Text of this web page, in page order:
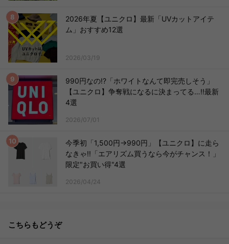
2026年夏【ユニクロ】最新「UVカットアイテ
ム」おすすめ12選
2026/03/19
990円なの!?「ホワイトなんて即完売しそう」
【ユニクロ】争奪戦になるに決まってる…!!最新
4選
2026/07/01
今季初「1,500円→990円」【ユニクロ】に走ら
なきゃ!!「エアリズム買うなら今がチャンス！」
限定"お買い得"4選
2026/04/24
こちらもどうぞ